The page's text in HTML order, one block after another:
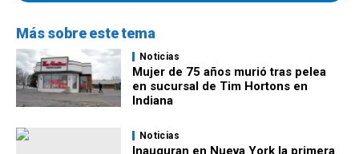
Más sobre este tema
Noticias
Mujer de 75 años murió tras pelea
en sucursal de Tim Hortons en
Indiana
Noticias
Inauguran en Nueva York la primera